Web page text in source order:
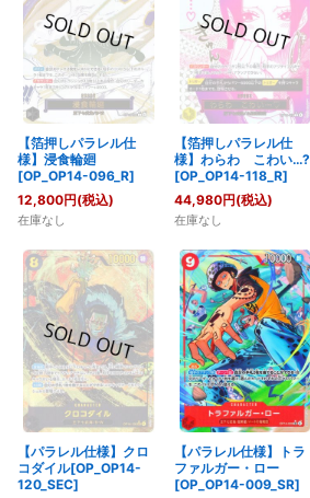
【箔押しパラレル仕
様】浸食輪廻
[OP_OP14-096_R]
12,800円(税込)
在庫なし
【箔押しパラレル仕
様】わらわ こわい…?
[OP_OP14-118_R]
44,980円(税込)
在庫なし
【パラレル仕様】クロ
コダイル[OP_OP14-
120_SEC]
【パラレル仕様】トラ
ファルガー・ロー
[OP_OP14-009_SR]